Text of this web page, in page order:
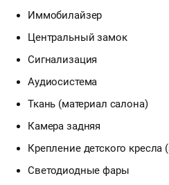
Иммобилайзер
Центральный замок
Сигнализация
Аудиосистема
Ткань (материал салона)
Камера задняя
Крепление детского кресла
Светодиодные фары